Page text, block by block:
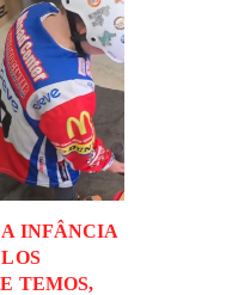
INFÂNCIA
TEMOS,